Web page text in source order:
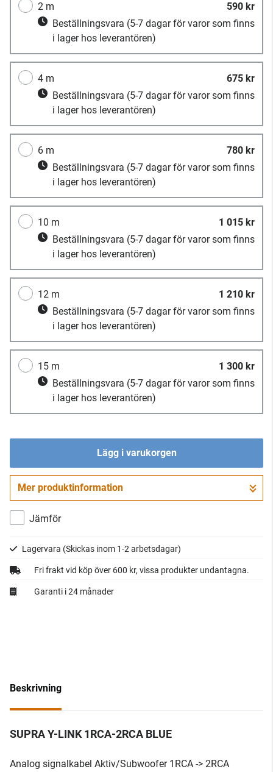
2 m
590 kr
Beställningsvara (5-7 dagar för varor som finns
i lager hos leverantören)
4 m
675 kr
Beställningsvara (5-7 dagar för varor som finns
i lager hos leverantören)
6 m
780 kr
Beställningsvara (5-7 dagar för varor som finns
i lager hos leverantören)
10 m
1 015 kr
Beställningsvara (5-7 dagar för varor som finns
i lager hos leverantören)
12 m
1 210 kr
Beställningsvara (5-7 dagar för varor som finns
i lager hos leverantören)
15 m
1 300 kr
Beställningsvara (5-7 dagar för varor som finns
i lager hos leverantören)
Lägg i varukorgen
Gå till kassan
Mer produktinformation
Jämför
Lagervara (Skickas inom 1-2 arbetsdagar)
Fri frakt vid köp över 600 kr, vissa produkter undantagna.
Garanti i 24 månader
Beskrivning
SUPRA Y-LINK 1RCA-2RCA BLUE
Analog signalkabel Aktiv/Subwoofer 1RCA -> 2RCA